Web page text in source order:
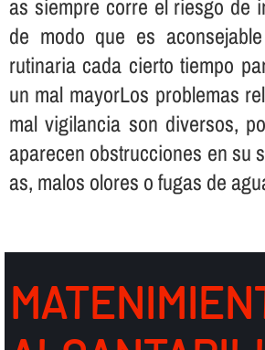
as siempre corre el riesgo de
de modo que es
rutinaria cada cierto tiempo
un mal mayorLos problemas
mal vigilancia son diversos,
aparecen obstrucciones en su
as, malos olores o fugas de